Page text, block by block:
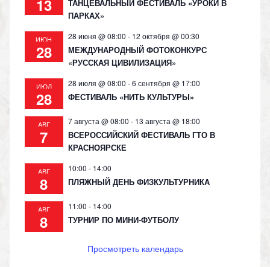
13
ТАНЦЕВАЛЬНЫЙ ФЕСТИВАЛЬ «УРОКИ В
ПАРКАХ»
ИЮН
28
28 июня @ 08:00 - 12 октября @ 00:30
МЕЖДУНАРОДНЫЙ ФОТОКОНКУРС
«РУССКАЯ ЦИВИЛИЗАЦИЯ»
ИЮЛ
28
28 июля @ 08:00 -6 сентября @ 17:00
ФЕСТИВАЛЬ «НИТЬ КУЛЬТУРЫ»
АВГ
7
7 августа @ 08:00 - 13 августа @ 18:00
ВСЕРОССИЙСКИЙ ФЕСТИВАЛЬ ГТО В
КРАСНОЯРСКЕ
АВГ
8
10:00 - 14:00
ПЛЯЖНЫЙ ДЕНЬ ФИЗКУЛЬТУРНИКА
АВГ
8
11:00 - 14:00
ТУРНИР ПО МИНИ-ФУТБОЛУ
Просмотреть календарь